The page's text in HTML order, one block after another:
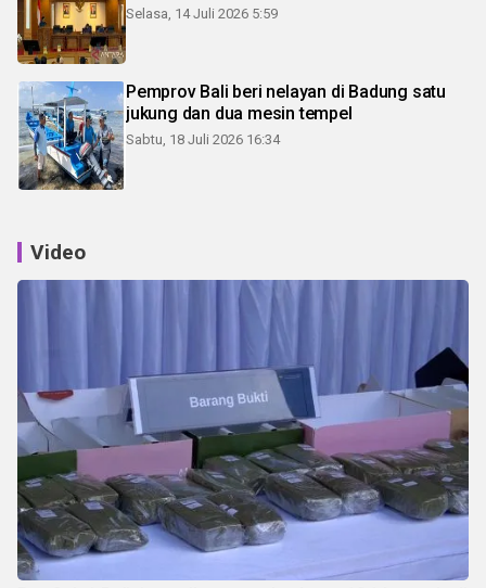
Selasa, 14 Juli 2026 5:59
Pemprov Bali beri nelayan di Badung satu
jukung dan dua mesin tempel
Sabtu, 18 Juli 2026 16:34
Video